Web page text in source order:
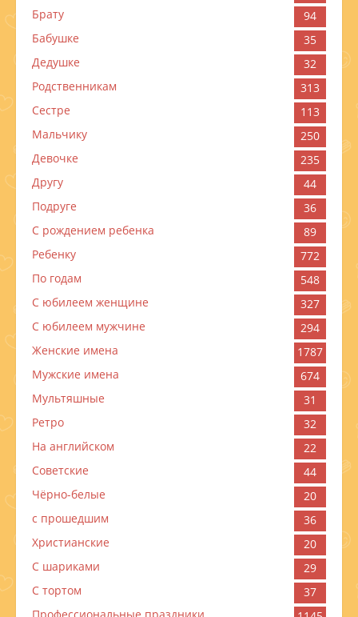
Брату
94
Бабушке
35
Дедушке
32
Родственникам
313
Сестре
113
Мальчику
250
Девочке
235
Другу
44
Подруге
36
С рождением ребенка
89
Ребенку
772
По годам
548
C юбилеем женщине
327
C юбилеем мужчине
294
Женские имена
1787
Мужские имена
674
Мультяшные
31
Ретро
32
На английском
22
Советские
44
Чёрно-белые
20
с прошедшим
36
Христианские
20
С шариками
29
С тортом
37